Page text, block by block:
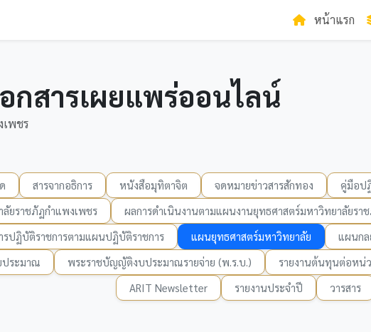
หน้าแรก
อกสารเผยแพร่ออนไลน์
พชร
สารจากอธิการ หนังสือมุทิตาจิต จดหมายข่าวสารสักทอง คู่มือป
ยราชภัฏกำแพงเพชร
ผลการดำเนินงานตามแผนงานยุทธศาสตร์มหาวิทยาลัยร
รปฏิบัติราชการตามแผนปฏิบัติราชการ
แผนยุทธศาสตร์มหาวิทยาลัย แผนก
ประมาณ
พระราชบัญญัติงบประมาณรายจ่าย (พ.ร.บ.) รายงานต้นทุนต่อหน่
ARIT Newsletter
รายงานประจำปี วารสาร